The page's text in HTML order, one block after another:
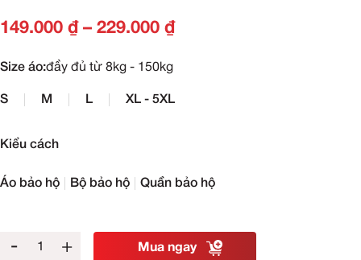
149.000 ₫– 229.000 ₫
Size áo:đầy đủ từ 8kg - 150kg
S M L XL - 5XL
Kiểu cách
Áo bảo hộ Bộ bảo hộ Quần bảo hộ
- + Mua ngay